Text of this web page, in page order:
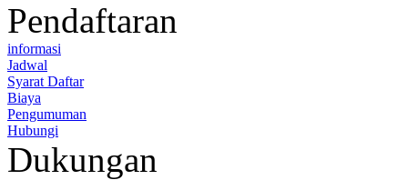
Pendaftaran
informasi
Jadwal
Syarat Daftar
Biaya
Pengumuman
Hubungi
Dukungan